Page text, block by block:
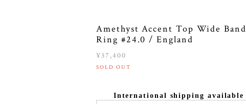
Amethyst Accent Top Wide Band
Ring #24.0 / England
¥37,400
SOLD OUT
International shipping available